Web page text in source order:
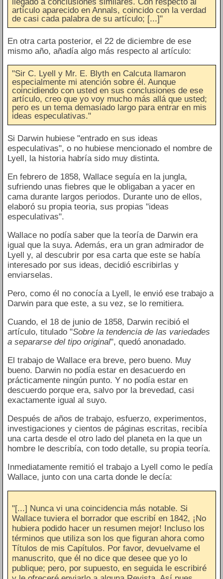
artículo aparecido en Annals, coincido con la verdad
de casi cada palabra de su artículo; [...]"
En otra carta posterior, el 22 de diciembre de ese
mismo año, añadía algo más respecto al artículo:
"Sir C. Lyell y Mr. E. Blyth en Calcuta llamaron
especialmente mi atención sobre él. Aunque
coincidiendo con usted en sus conclusiones de ese
artículo, creo que yo voy mucho más allá que usted;
pero es un tema demasiado largo para entrar en mis
ideas especulativas."
Si Darwin hubiese "entrado en sus ideas
especulativas", o no hubiese mencionado el nombre de
Lyell, la historia habría sido muy distinta.
En febrero de 1858, Wallace seguía en la jungla,
sufriendo unas fiebres que le obligaban a yacer en
cama durante largos periodos. Durante uno de ellos,
elaboró su propia teoria, sus propias "ideas
especulativas".
Wallace no podía saber que la teoría de Darwin era
igual que la suya. Además, era un gran admirador de
Lyell y, al descubrir por esa carta que este se había
interesado por sus ideas, decidió escribirlas y
enviarselas.
Pero, como él no conocía a Lyell, le envió ese trabajo a
Darwin para que este, a su vez, se lo remitiera.
Cuando, el 18 de junio de 1858, Darwin recibió el
artículo, titulado "Sobre la tendencia de las variedades
a separarse del tipo original", quedó anonadado.
El trabajo de Wallace era breve, pero bueno. Muy
bueno. Darwin no podía estar en desacuerdo en
prácticamente ningún punto. Y no podía estar en
descuerdo porque era, salvo por la brevedad, casi
exactamente igual al suyo.
Después de años de trabajo, esfuerzo, experimentos,
investigaciones y cientos de páginas escritas, recibía
una carta desde el otro lado del planeta en la que un
hombre le describía, con todo detalle, su propia teoría.
Inmediatamente remitió el trabajo a Lyell como le pedía
Wallace, junto con una carta donde le decía:
"[...] Nunca vi una coincidencia más notable. Si
Wallace tuviera el borrador que escribí en 1842, ¡No
hubiera podido hacer un resumen mejor! Incluso los
términos que utiliza son los que figuran ahora como
Títulos de mis Capítulos. Por favor, devuelvame el
manuscrito, que él no dice que desee que yo lo
publique; pero, por supuesto, en seguida le escribiré